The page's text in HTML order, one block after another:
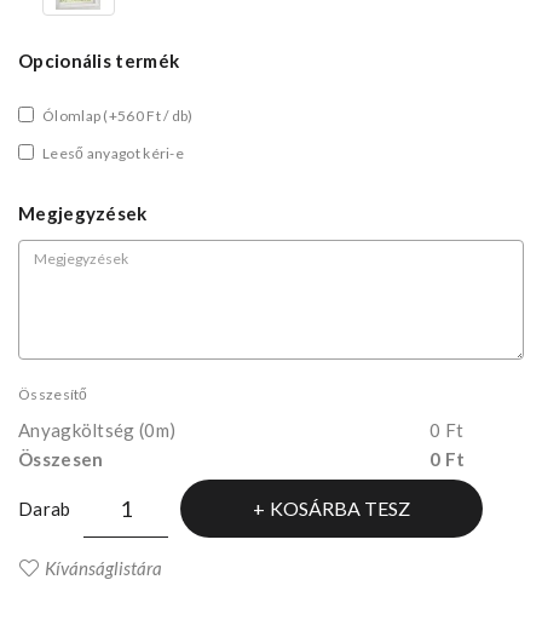
Opcionális termék
Ólomlap (+560 Ft / db)
Leeső anyagot kéri-e
Megjegyzések
Összesítő
Anyagköltség (0m)
0 Ft
Összesen
0 Ft
Darab KOSÁRBA TESZ
Kívánságlistára